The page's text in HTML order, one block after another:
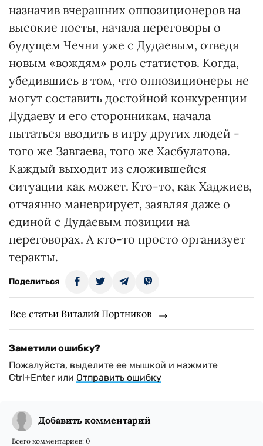
назначив вчерашних оппозиционеров на
высокие посты, начала переговоры о
будущем Чечни уже с Дудаевым, отведя
новым «вождям» роль статистов. Когда,
убедившись в том, что оппозиционеры не
могут составить достойной конкуренции
Дудаеву и его сторонникам, начала
пытаться вводить в игру других людей -
того же Завгаева, того же Хасбулатова.
Каждый выходит из сложившейся
ситуации как может. Кто-то, как Хаджиев,
отчаянно маневрирует, заявляя даже о
единой с Дудаевым позиции на
переговорах. А кто-то просто организует
теракты.
Поделиться
Все статьи Виталий Портников
Заметили ошибку?
Пожалуйста, выделите ее мышкой и нажмите
Ctrl+Enter или Отправить ошибку
Добавить комментарий
Всего комментариев: 0